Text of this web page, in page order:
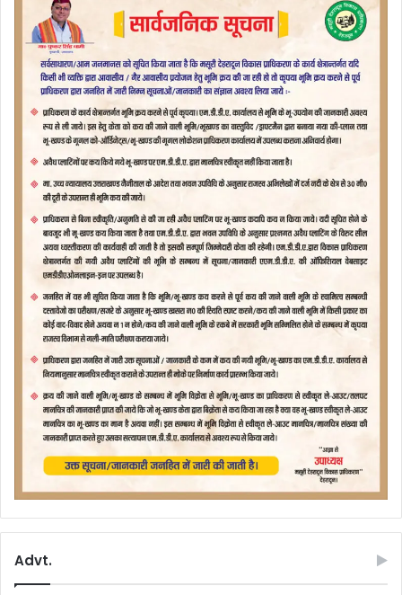
Advt.